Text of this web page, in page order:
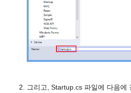
그리고, Startup.cs 파일에 다음에